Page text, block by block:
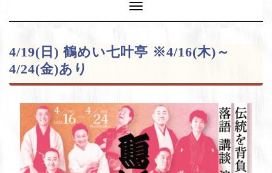
Toggle
Navigation
4/19(日) 鶴めい七叶亭 ※4/16(木)～
4/24(金)あり